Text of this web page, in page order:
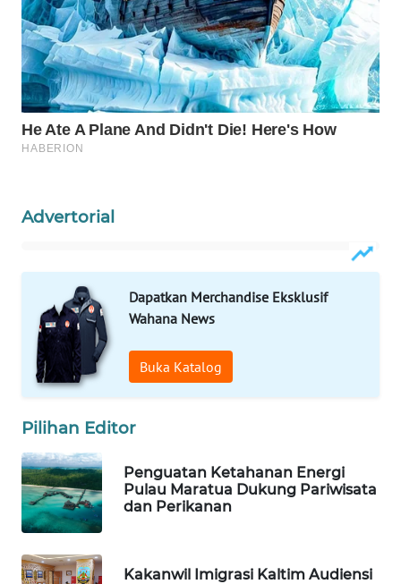
Advertorial
Dapatkan Merchandise Eksklusif
Wahana News
Buka Katalog
Pilihan Editor
Penguatan Ketahanan Energi
Pulau Maratua Dukung Pariwisata
dan Perikanan
Kakanwil Imigrasi Kaltim Audiensi
WAHANANEWS
ID
WAHANANEWS
CO ID
WAHANANEWS
WAHANA
WAHANA
UMKM
WAHANA
SELEB
WAHANA
PERSONA
WAHANA
OTOMOTIF
WAHANA
HEALTH